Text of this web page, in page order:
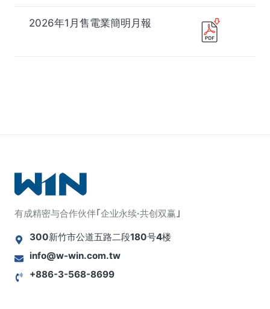
2026年1月售電業簡明月報
2025年12月售電業簡明月報
2025年11月售電業簡明月報
2024年12月份售電業簡明月
2024年11月份售電業簡明月
報
有成精密与合作伙伴｢企业永续·共创双赢｣
300新竹市公道五路二段180号4楼
info@w-win.com.tw
+886-3-568-8699